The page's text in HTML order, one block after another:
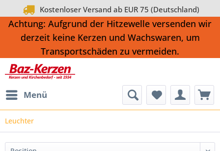
Kostenloser Versand ab EUR 75 (Deutschland)
Achtung: Aufgrund der Hitzewelle versenden wir
derzeit keine Kerzen und Wachswaren, um
Transportschäden zu vermeiden.
Menü
Leuchter